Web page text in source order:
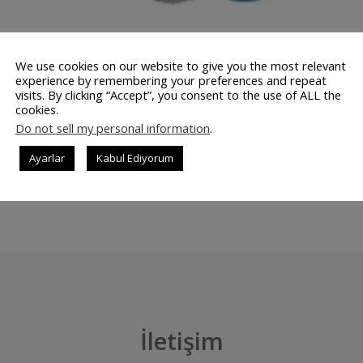
kaybetmeden ilerlemeye devam ediyor. Türkiyede Tüp
üzere Likit propan gaz olarak adlandırılan LPG,
ya da doğal gaz yataklarından elde edilen ve basınç altında
Renksiz, kokusuz, yanıcı ve …
İletişim
We use cookies on our website to give you the most relevant
experience by remembering your preferences and repeat
visits. By clicking “Accept”, you consent to the use of ALL the
cookies.
Do not sell my personal information.
Ayarlar Kabul Ediyorum